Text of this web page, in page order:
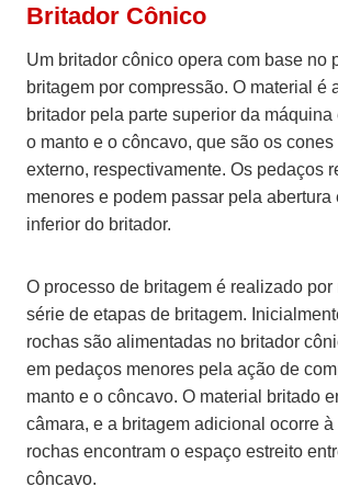
Britador Cônico
Um britador cônico opera com base no
britagem por compressão. O material é
britador pela parte superior da máquina
o manto e o côncavo, que são os
externo, respectivamente. Os pedaços
menores e podem passar pela abertura
inferior do britador.
O processo de britagem é realizado por
série de etapas de britagem.
rochas são alimentadas no britador
em pedaços menores pela ação de
manto e o côncavo. O material britado
câmara, e a britagem adicional ocorre
rochas encontram o espaço estreito
côncavo.